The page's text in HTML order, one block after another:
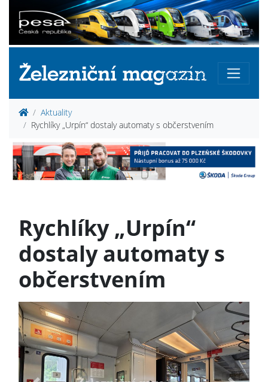
Aktuality
Rychlíky „Urpín“ dostaly automaty s občerstvením
Rychlíky „Urpín“
dostaly automaty s
občerstvením